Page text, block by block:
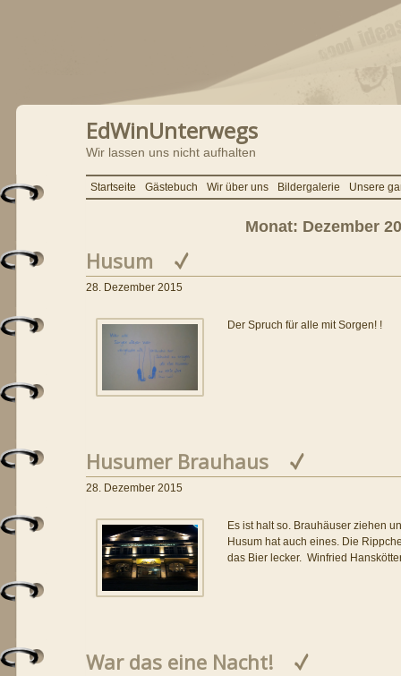
EdWinUnterwegs
Wir lassen uns nicht aufhalten
Startseite Gästebuch Wir über uns Bildergalerie Unsere
Monat: Dezember
Husum
28. Dezember 2015
Der Spruch für alle mit Sorgen! !
Husumer Brauhaus
28. Dezember 2015
Es ist halt so. Brauhäuser ziehen
Husum hat auch eines. Die
das Bier lecker. Winfried
War das eine Nacht!